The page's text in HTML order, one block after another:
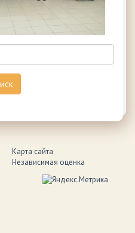
Карта сайта
Независимая оценка